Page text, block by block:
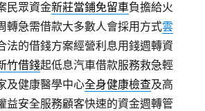
民眾資金新莊當鋪免留車負擔給火
轉急需借款大多數人會採用方式雲
法的借錢方案經營利息用錢週轉資
竹借錢起低息汽車借款服務救急輕
及健康醫學中心全身健康檢查及高
益安全服務顧客快速的資金週轉管